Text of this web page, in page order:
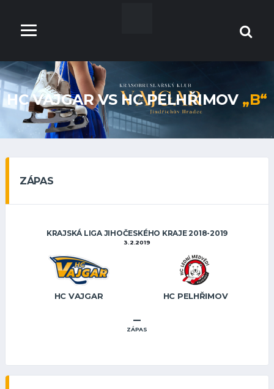
HC VAJGAR VS HC PELHŘIMOV „B“
ZÁPAS
KRAJSKÁ LIGA JIHOČESKÉHO KRAJE 2018-2019
3.2.2019
HC VAJGAR HC PELHŘIMOV
–
ZÁPAS